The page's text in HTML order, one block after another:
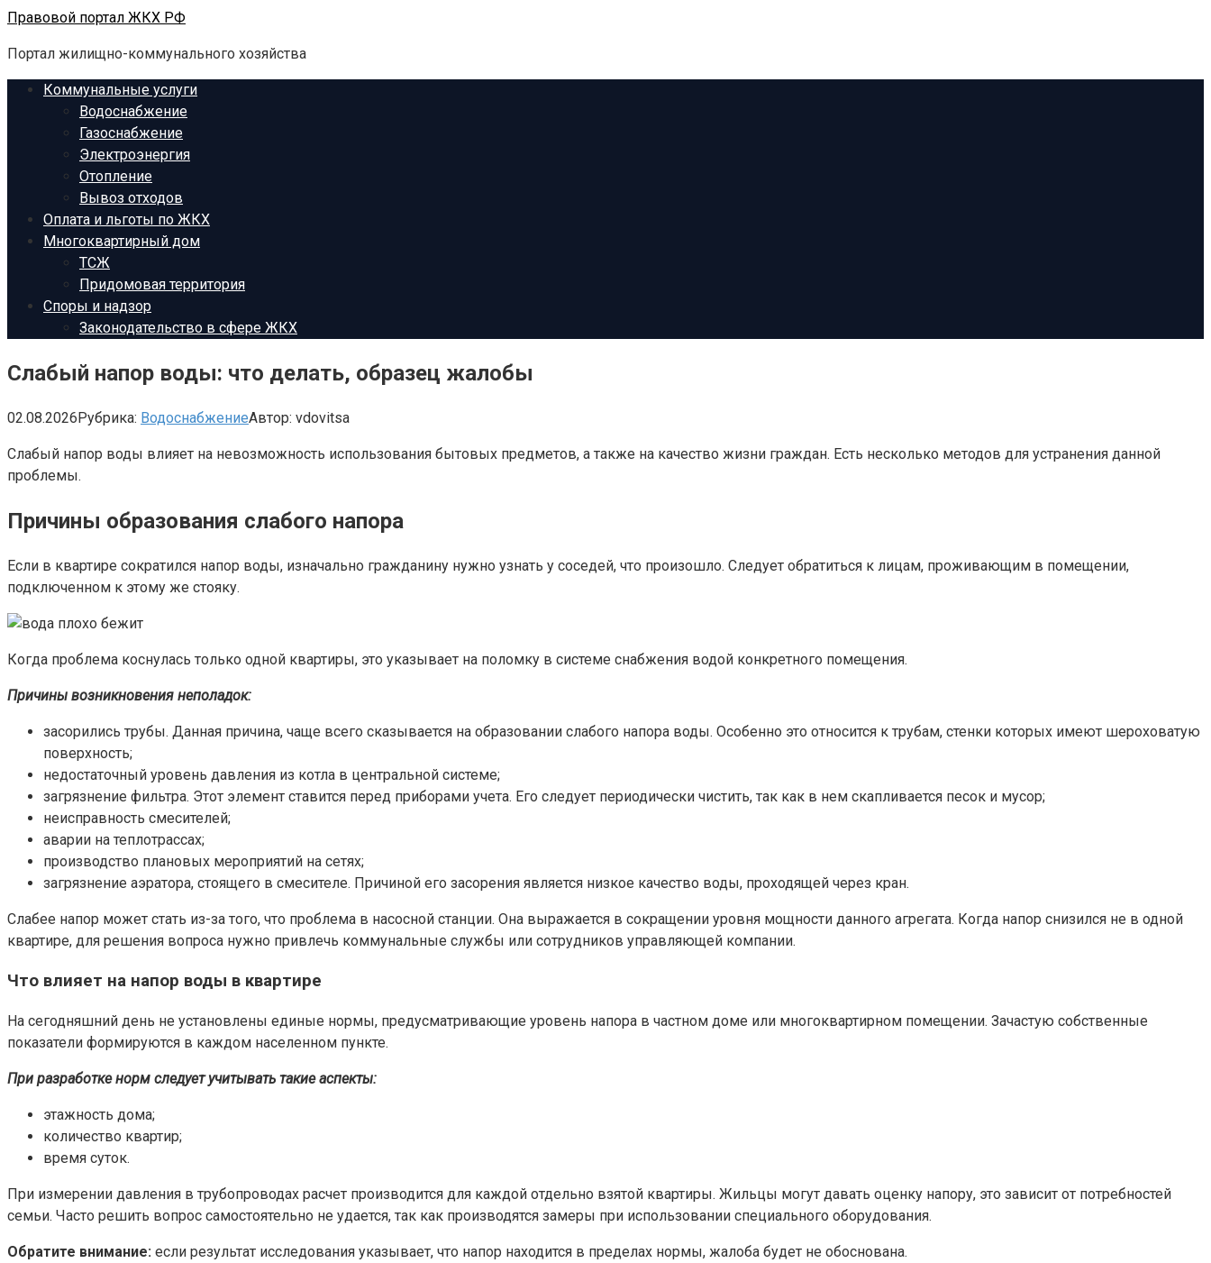
Перейти
контенту
Правовой портал ЖКХ РФ
Портал жилищно-коммунального хозяйства
Коммунальные услуги
Водоснабжение
Газоснабжение
Электроэнергия
Отопление
Вывоз отходов
Оплата и льготы по ЖКХ
Многоквартирный дом
ТСЖ
Придомовая территория
Споры и надзор
Законодательство в сфере ЖКХ
Слабый напор воды: что делать, образец жалобы
02.08.2026Рубрика: ВодоснабжениеАвтор: vdovitsa
Слабый напор воды влияет на невозможность использования бытовых предметов, а также на качество жизни граждан. Есть несколько методов для устранения данной
проблемы.
Причины образования слабого напора
Если в квартире сократился напор воды, изначально гражданину нужно узнать у соседей, что произошло. Следует обратиться к лицам, проживающим в помещении,
подключенном к этому же стояку.
Когда проблема коснулась только одной квартиры, это указывает на поломку в системе снабжения водой конкретного помещения.
Причины возникновения неполадок:
засорились трубы. Данная причина, чаще всего сказывается на образовании слабого напора воды. Особенно это относится к трубам, стенки которых имеют шероховатую
поверхность;
недостаточный уровень давления из котла в центральной системе;
загрязнение фильтра. Этот элемент ставится перед приборами учета. Его следует периодически чистить, так как в нем скапливается песок и мусор;
неисправность смесителей;
аварии на теплотрассах;
производство плановых мероприятий на сетях;
загрязнение аэратора, стоящего в смесителе. Причиной его засорения является низкое качество воды, проходящей через кран.
Слабее напор может стать из-за того, что проблема в насосной станции. Она выражается в сокращении уровня мощности данного агрегата. Когда напор снизился не в одной
квартире, для решения вопроса нужно привлечь коммунальные службы или сотрудников управляющей компании.
Что влияет на напор воды в квартире
На сегодняшний день не установлены единые нормы, предусматривающие уровень напора в частном доме или многоквартирном помещении. Зачастую собственные
показатели формируются в каждом населенном пункте.
При разработке норм следует учитывать такие аспекты:
этажность дома;
количество квартир;
время суток.
При измерении давления в трубопроводах расчет производится для каждой отдельно взятой квартиры. Жильцы могут давать оценку напору, это зависит от потребностей
семьи. Часто решить вопрос самостоятельно не удается, так как производятся замеры при использовании специального оборудования.
Обратите внимание: если результат исследования указывает, что напор находится в пределах нормы, жалоба будет не обоснована.